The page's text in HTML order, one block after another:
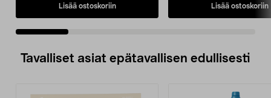
Lisää ostoskoriin Lisää ostoskoriin
Tavalliset asiat epätavallisen edullisesti